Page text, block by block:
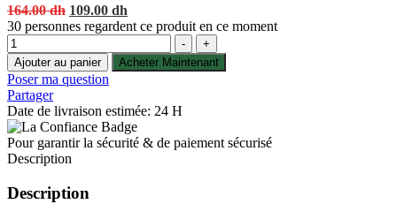
164.00dh Original
price
164.00 dh.
109.00 dh
price
109.00 dh.
30 personnes regardent ce produit en ce moment
Quantité
-
+
Ajouter au panier
Acheter Maintenant
Poser ma question
Partager
Date de livraison estimée: 24 H
Pour garantir la sécurité & de paiement sécurisé
Description
Description